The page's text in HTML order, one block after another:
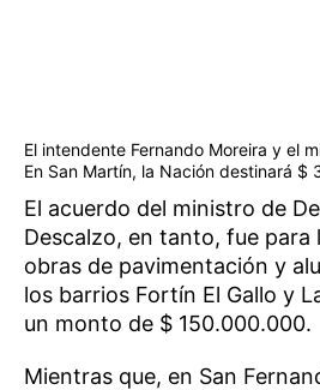
El intendente Fernando Moreira y el
En San Martín, la Nación destinará
El acuerdo del ministro de
Descalzo, en tanto, fue para
obras de pavimentación y
los barrios Fortín El Gallo y
un monto de $ 150.000.000.
Mientras que, en San